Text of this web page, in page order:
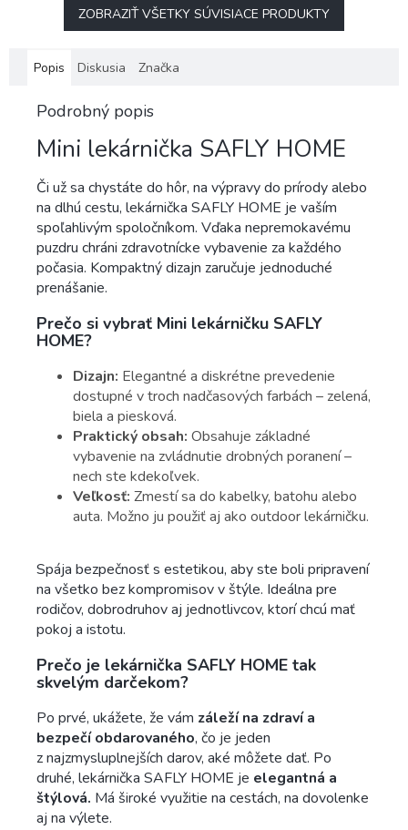
ZOBRAZIŤ VŠETKY SÚVISIACE PRODUKTY
Popis Diskusia Značka
Podrobný popis
Mini lekárnička SAFLY HOME
Či už sa chystáte do hôr, na výpravy do prírody alebo
na dlhú cestu, lekárnička SAFLY HOME je vaším
spoľahlivým spoločníkom. Vďaka nepremokavému
puzdru chráni zdravotnícke vybavenie za každého
počasia. Kompaktný dizajn zaručuje jednoduché
prenášanie.
Prečo si vybrať Mini lekárničku SAFLY
HOME?
Dizajn: Elegantné a diskrétne prevedenie
dostupné v troch nadčasových farbách – zelená,
biela a piesková.
Praktický obsah: Obsahuje základné
vybavenie na zvládnutie drobných poranení –
nech ste kdekoľvek.
Veľkosť: Zmestí sa do kabelky, batohu alebo
auta. Možno ju použiť aj ako outdoor lekárničku.
Spája bezpečnosť s estetikou, aby ste boli pripravení
na všetko bez kompromisov v štýle. Ideálna pre
rodičov, dobrodruhov aj jednotlivcov, ktorí chcú mať
pokoj a istotu.
Prečo je lekárnička SAFLY HOME tak
skvelým darčekom?
Po prvé, ukážete, že vám záleží na zdraví a
bezpečí obdarovaného, čo je jeden
z najzmysluplnejších darov, aké môžete dať. Po
druhé, lekárnička SAFLY HOME je elegantná a
štýlová. Má široké využitie na cestách, na dovolenke
aj na výlete.